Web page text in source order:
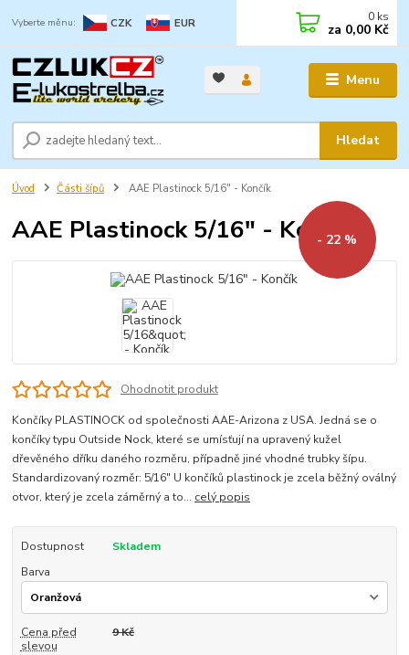
Menu
CZK EUR
Hledat
0 ks
za 0,00 Kč
Úvod Části šípů AAE Plastinock 5/16" - Končík
AAE Plastinock 5/16" - Končík
- 22 %
Ohodnotit produkt
Končíky PLASTINOCK od společnosti AAE-Arizona z USA. Jedná se o
končíky typu Outside Nock, které se umísťují na upravený kužel
dřevěného dříku daného rozměru, případně jiné vhodné trubky šípu.
Standardizovaný rozměr: 5/16" U končíků plastinock je zcela běžný oválný
otvor, který je zcela záměrný a to... celý popis
Dostupnost
Skladem
Barva
Cena před
slevou
9 Kč